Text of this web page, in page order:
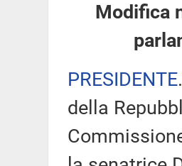
Modifica
PRESIDENTE
della